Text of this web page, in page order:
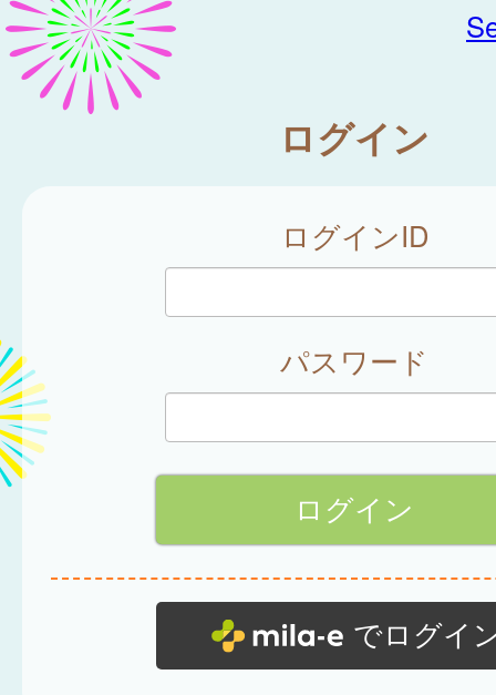
ログイン
ログインID
パスワード
でログイ